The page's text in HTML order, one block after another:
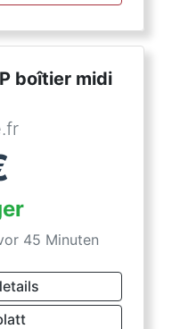
boîtier midi
45 Minuten